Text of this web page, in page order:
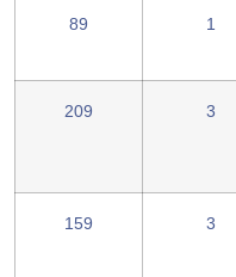
1
89
3
209
3
159